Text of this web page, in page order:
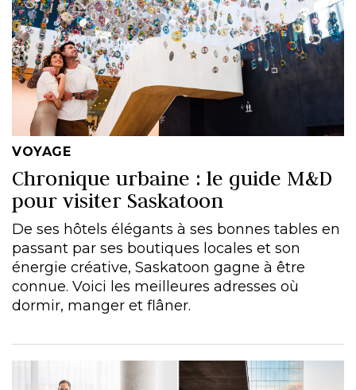
VOYAGE
Chronique urbaine : le guide M&D
pour visiter Saskatoon
De ses hôtels élégants à ses bonnes tables en
passant par ses boutiques locales et son
énergie créative, Saskatoon gagne à être
connue. Voici les meilleures adresses où
dormir, manger et flâner.